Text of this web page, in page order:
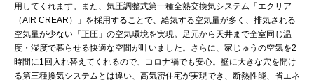
用してくれます。また、気圧調整式第一種全熱交換気システム「エクリア
（AIR CREAR）」を採用することで、給気する空気量が多く、排気される
空気量が少ない「正圧」の空気環境を実現。足元から天井まで全室同じ温
度・湿度で暮らせる快適な空間が叶いました。さらに、家じゅうの空気を2
時間に1回入れ替えてくれるので、コロナ禍でも安心。壁に大きな穴を開け
る第三種換気システムとは違い、高気密住宅が実現でき、断熱性能、省エネ